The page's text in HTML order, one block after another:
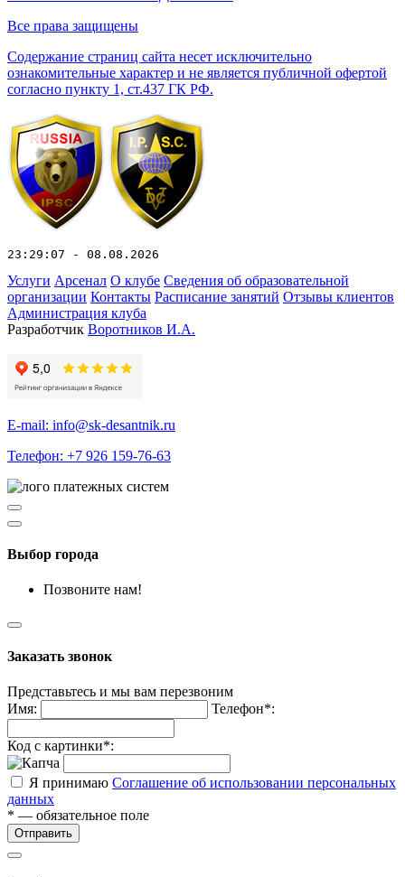
Все права защищены
Содержание страниц сайта несет исключительно
ознакомительные характер и не является публичной офертой
согласно пункту 1, ст.437 ГК РФ.
23:29:07 - 08.08.2026
Услуги Арсенал О клубе Сведения об образовательной
организации Контакты Расписание занятий Отзывы клиентов
Администрация клуба
Разработчик Воротников И.А.
E-mail: info@sk-desantnik.ru
Телефон: +7 926 159-76-63
Выбор города
Позвоните нам!
Заказать звонок
Представьтесь и мы вам перезвоним
Имя:
Телефон*:
Код с картинки*:
Я принимаю Соглашение об использовании персональных
данных
* — обязательное поле
Отправить